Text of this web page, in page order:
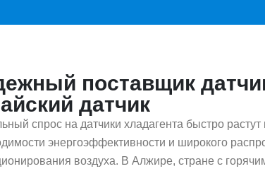
поставщик
датчик
спрос на датчики хладагента быстро
энергоэффективности и широкого
воздуха. В Алжире, стране с